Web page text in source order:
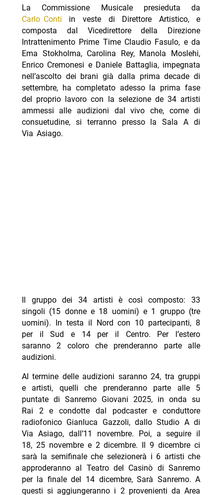
La Commissione Musicale presieduta da
Carlo Conti in veste di Direttore Artistico, e
composta dal Vicedirettore della Direzione
Intrattenimento Prime Time Claudio Fasulo, e da
Ema Stokholma, Carolina Rey, Manola Moslehi,
Enrico Cremonesi e Daniele Battaglia, impegnata
nell’ascolto dei brani già dalla prima decade di
settembre, ha completato adesso la prima fase
del proprio lavoro con la selezione de 34 artisti
ammessi alle audizioni dal vivo che, come di
consuetudine, si terranno presso la Sala A di
Via Asiago.
Il gruppo dei 34 artisti è così composto: 33
singoli (15 donne e 18 uomini) e 1 gruppo (tre
uomini). In testa il Nord con 10 partecipanti, 8
per il Sud e 14 per il Centro. Per l’estero
saranno 2 coloro che prenderanno parte alle
audizioni.
Al termine delle audizioni saranno 24, tra gruppi
e artisti, quelli che prenderanno parte alle 5
puntate di Sanremo Giovani 2025, in onda su
Rai 2 e condotte dal podcaster e conduttore
radiofonico Gianluca Gazzoli, dallo Studio A di
Via Asiago, dall’11 novembre. Poi, a seguire il
18, 25 novembre e 2 dicembre. Il 9 dicembre ci
sarà la semifinale che selezionerà i 6 artisti che
approderanno al Teatro del Casinò di Sanremo
per la finale del 14 dicembre, Sarà Sanremo. A
questi si aggiungeranno i 2 provenienti da Area